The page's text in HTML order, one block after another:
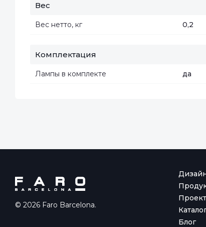
Вес
Вес нетто, кг 0,2
Комплектация
Лампы в комплекте да
© 2026 Faro Barcelona.
Блог